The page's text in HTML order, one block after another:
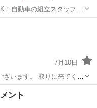
！自動車の組立スタッフ
各部品・ハンドル・足回
7月10日
りに来てくだ
ント